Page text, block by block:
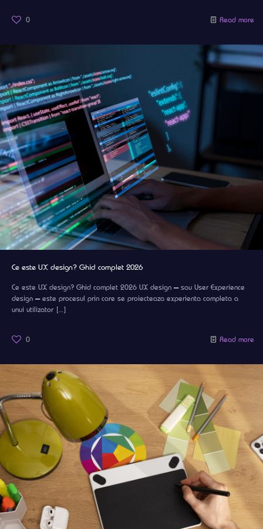
0 Read more
Ce este UX design? Ghid complet 2026
Ce este UX design? Ghid complet 2026 UX design — sau User Experience
design — este procesul prin care se proiecteaza experienta completa a
unui utilizator[…]
0 Read more